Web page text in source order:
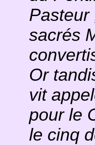
Pasteur
sacrés
Or
vit
pour le
le cinq